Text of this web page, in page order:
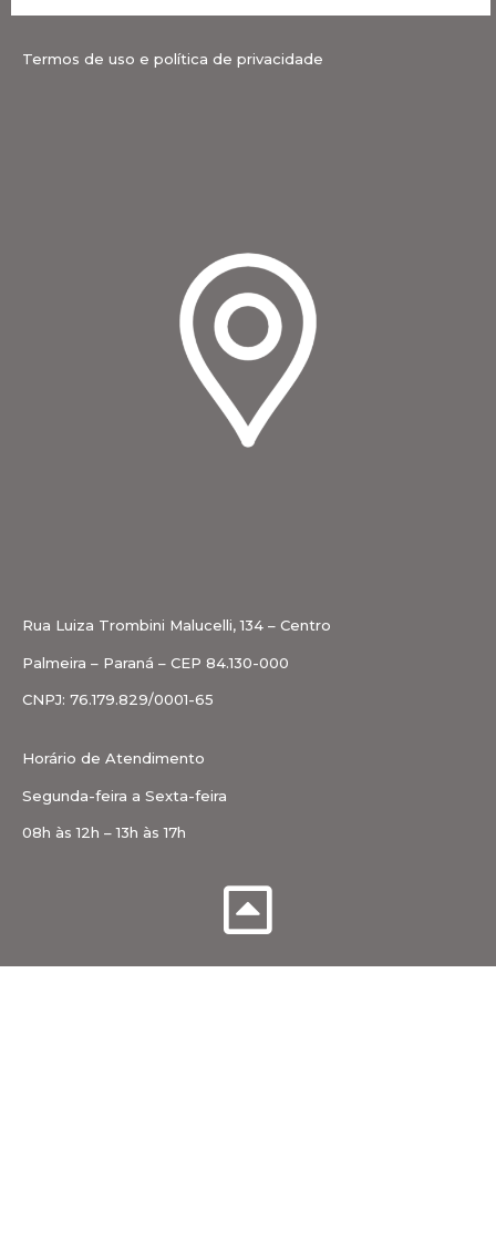
Termos de uso e política de privacidade
Rua Luiza Trombini Malucelli, 134 – Centro
Palmeira – Paraná – CEP 84.130-000
CNPJ: 76.179.829/0001-65
Horário de Atendimento
Segunda-feira a Sexta-feira
08h às 12h – 13h às 17h